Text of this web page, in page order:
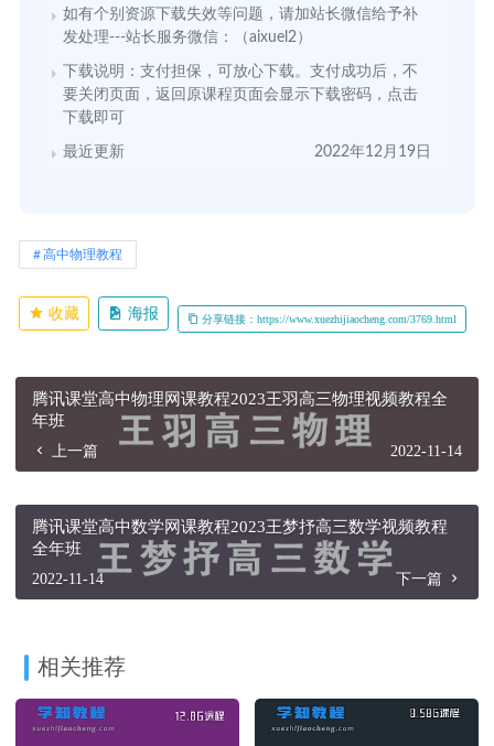
如有个别资源下载失效等问题，请加站长微信给予补
发处理---站长服务微信：（aixuel2）
下载说明：支付担保，可放心下载。支付成功后，不
要关闭页面，返回原课程页面会显示下载密码，点击
下载即可
最近更新 2022年12月19日
高中物理教程
收藏 海报 分享链接：https://www.xuezhijiaocheng.com/3769.html
腾讯课堂高中物理网课教程2023王羽高三物理视频教程全
年班
上一篇 2022-11-14
腾讯课堂高中数学网课教程2023王梦抒高三数学视频教程
全年班
2022-11-14 下一篇
相关推荐